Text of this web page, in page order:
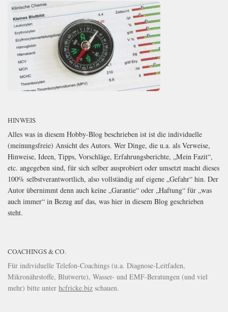
HINWEIS
Alles was in diesem Hobby-Blog beschrieben ist ist die individuelle
(meinungsfreie) Ansicht des Autors. Wer Dinge, die u.a. als Verweise,
Hinweise, Ideen, Tipps, Vorschläge, Erfahrungsberichte, „Mein Fazit“,
etc. angegeben sind, für sich selber ausprobiert oder umsetzt macht dieses
100% selbstverantwortlich, also vollständig auf eigene „Gefahr“ hin. Der
Autor übernimmt denn auch keine „Garantie“ oder „Haftung“ für „was
auch immer“ in Bezug auf das, was hier in diesem Blog geschrieben
steht.
COACHINGS & CO.
Für individuelle Telefon-Coachings (u.a. Diagnose-Leitfaden,
Mikronährstoffe, Blutwerte), Wasser- und EMF-Beratungen (und viel
mehr) bitte unter hcfricke.biz schauen.